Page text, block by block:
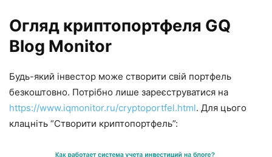
Огляд криптопортфеля GQ
Blog Monitor
Будь-який інвестор може створити свій портфель
безкоштовно. Потрібно лише зареєструватися на
https://www.iqmonitor.ru/cryptoportfel.html. Для цього
клацніть “Створити криптопортфель”: